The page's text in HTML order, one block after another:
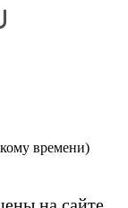
времени)